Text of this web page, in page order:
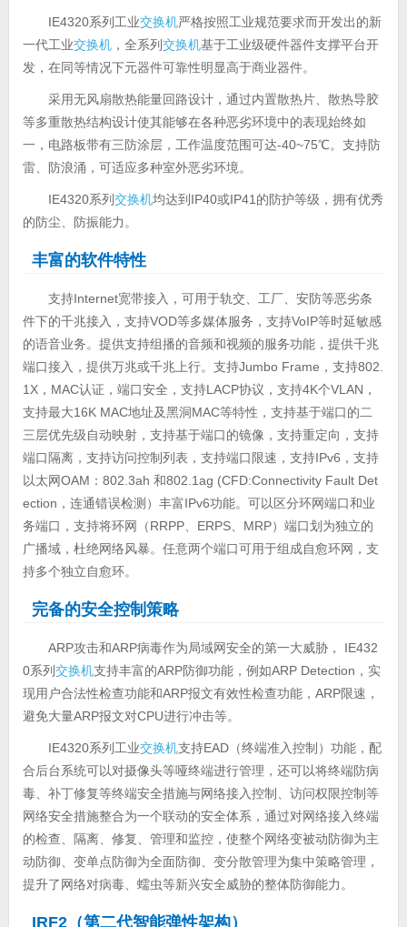
IE4320系列工业交换机严格按照工业规范要求而开发出的新
一代工业交换机，全系列交换机基于工业级硬件器件支撑平台开
发，在同等情况下元器件可靠性明显高于商业器件。
采用无风扇散热能量回路设计，通过内置散热片、散热导胶
等多重散热结构设计使其能够在各种恶劣环境中的表现始终如
一，电路板带有三防涂层，工作温度范围可达-40~75℃。支持防
雷、防浪涌，可适应多种室外恶劣环境。
IE4320系列交换机均达到IP40或IP41的防护等级，拥有优秀
的防尘、防振能力。
丰富的软件特性
支持Internet宽带接入，可用于轨交、工厂、安防等恶劣条
件下的千兆接入，支持VOD等多媒体服务，支持VoIP等时延敏感
的语音业务。提供支持组播的音频和视频的服务功能，提供千兆
端口接入，提供万兆或千兆上行。支持Jumbo Frame，支持802.
1X，MAC认证，端口安全，支持LACP协议，支持4K个VLAN，
支持最大16K MAC地址及黑洞MAC等特性，支持基于端口的二
三层优先级自动映射，支持基于端口的镜像，支持重定向，支持
端口隔离，支持访问控制列表，支持端口限速，支持IPv6，支持
以太网OAM：802.3ah 和802.1ag (CFD:Connectivity Fault Det
ection，连通错误检测）丰富IPv6功能。可以区分环网端口和业
务端口，支持将环网（RRPP、ERPS、MRP）端口划为独立的
广播域，杜绝网络风暴。任意两个端口可用于组成自愈环网，支
持多个独立自愈环。
完备的安全控制策略
ARP攻击和ARP病毒作为局域网安全的第一大威胁， IE432
0系列交换机支持丰富的ARP防御功能，例如ARP Detection，实
现用户合法性检查功能和ARP报文有效性检查功能，ARP限速，
避免大量ARP报文对CPU进行冲击等。
IE4320系列工业交换机支持EAD（终端准入控制）功能，配
合后台系统可以对摄像头等哑终端进行管理，还可以将终端防病
毒、补丁修复等终端安全措施与网络接入控制、访问权限控制等
网络安全措施整合为一个联动的安全体系，通过对网络接入终端
的检查、隔离、修复、管理和监控，使整个网络变被动防御为主
动防御、变单点防御为全面防御、变分散管理为集中策略管理，
提升了网络对病毒、蠕虫等新兴安全威胁的整体防御能力。
IRF2（第二代智能弹性架构）